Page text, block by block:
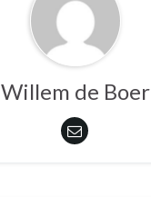
Willem de Boer